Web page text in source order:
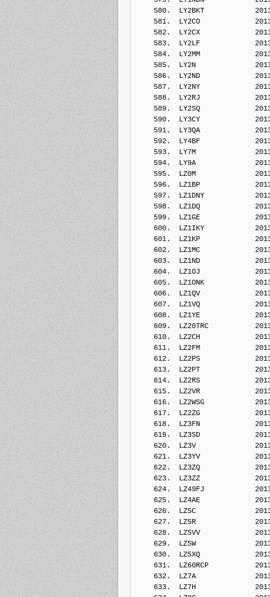
580.  LY2BKT
581.  LY2CO
582.  LY2CX
583.  LY2LF
584.  LY2MM
585.  LY2N
586.  LY2ND
587.  LY2NY
588.  LY2RJ
589.  LY2SQ
590.  LY3CY
591.  LY3QA
592.  LY4BF
593.  LY7M
594.  LY9A
595.  LZ0M
596.  LZ1BP
597.  LZ1DNY
598.  LZ1DQ
599.  LZ1GE
600.  LZ1IKY
601.  LZ1KP
602.  LZ1MC
603.  LZ1ND
604.  LZ1OJ
605.  LZ1ONK
606.  LZ1QV
607.  LZ1VQ
608.  LZ1YE
609.  LZ20TRC
610.  LZ2CH
611.  LZ2FM
612.  LZ2PS
613.  LZ2PT
614.  LZ2RS
615.  LZ2VR
616.  LZ2WSG
617.  LZ2ZG
618.  LZ3FN
619.  LZ3SD
620.  LZ3V
621.  LZ3YV
622.  LZ3ZQ
623.  LZ3ZZ
624.  LZ49FJ
625.  LZ4AE
626.  LZ5C
627.  LZ5R
628.  LZ5VV
629.  LZ5W
630.  LZ5XQ
631.  LZ60RCP
632.  LZ7A
633.  LZ7H